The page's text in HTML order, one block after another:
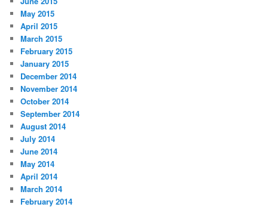
May 2015
April 2015
March 2015
February 2015
January 2015
December 2014
November 2014
October 2014
September 2014
August 2014
July 2014
June 2014
May 2014
April 2014
March 2014
February 2014